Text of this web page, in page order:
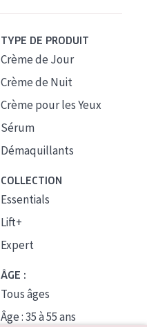
TYPE DE PRODUIT
Crème de Jour
Crème de Nuit
Crème pour les Yeux
Sérum
Démaquillants
COLLECTION
Essentials
Lift+
Expert
ÂGE :
Tous âges
Âge : 35 à 55 ans